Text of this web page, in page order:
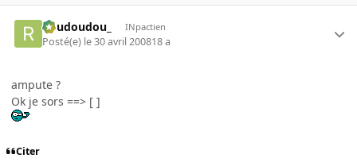
Roudoudou_ INpactien
Posté(e) le 30 avril 200818 a
ampute ?
Ok je sors ==> [ ]
Citer